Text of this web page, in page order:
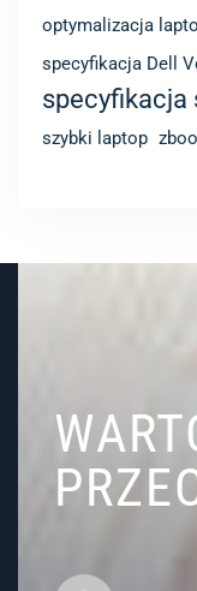
optymalizacja
specyfikacja Dell
specyfikacja
szybki laptop